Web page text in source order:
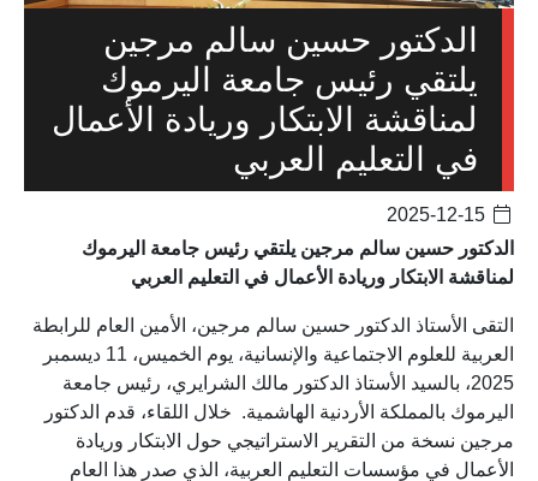
الدكتور حسين سالم مرجين
يلتقي رئيس جامعة اليرموك
لمناقشة الابتكار وريادة الأعمال
في التعليم العربي
الدكتور حسين سالم مرجين يلتقي رئيس جامعة اليرموك
لمناقشة الابتكار وريادة الأعمال في التعليم العربي
التقى الأستاذ الدكتور حسين سالم مرجين، الأمين العام للرابطة
العربية للعلوم الاجتماعية والإنسانية، يوم الخميس، 11 ديسمبر
2025، بالسيد الأستاذ الدكتور مالك الشرايري، رئيس جامعة
اليرموك بالمملكة الأردنية الهاشمية. خلال اللقاء، قدم الدكتور
مرجين نسخة من التقرير الاستراتيجي حول الابتكار وريادة
الأعمال في مؤسسات التعليم العربية، الذي صدر هذا العام